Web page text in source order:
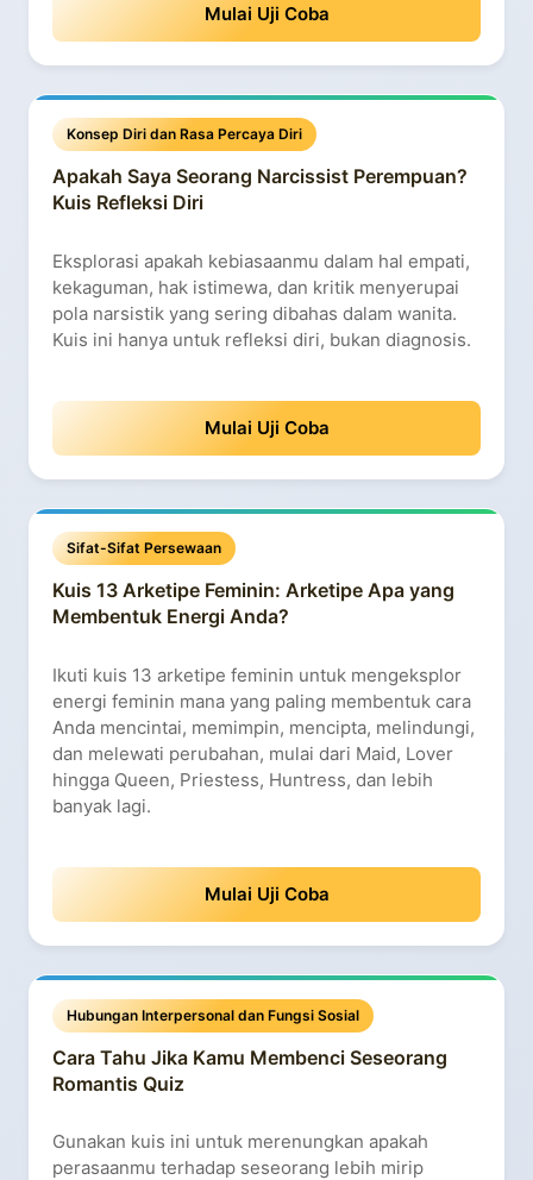
Mulai Uji Coba
Konsep Diri dan Rasa Percaya Diri
Apakah Saya Seorang Narcissist Perempuan?
Kuis Refleksi Diri
Eksplorasi apakah kebiasaanmu dalam hal empati,
kekaguman, hak istimewa, dan kritik menyerupai
pola narsistik yang sering dibahas dalam wanita.
Kuis ini hanya untuk refleksi diri, bukan diagnosis.
Mulai Uji Coba
Sifat-Sifat Persewaan
Kuis 13 Arketipe Feminin: Arketipe Apa yang
Membentuk Energi Anda?
Ikuti kuis 13 arketipe feminin untuk mengeksplor
energi feminin mana yang paling membentuk cara
Anda mencintai, memimpin, mencipta, melindungi,
dan melewati perubahan, mulai dari Maid, Lover
hingga Queen, Priestess, Huntress, dan lebih
banyak lagi.
Mulai Uji Coba
Hubungan Interpersonal dan Fungsi Sosial
Cara Tahu Jika Kamu Membenci Seseorang
Romantis Quiz
Gunakan kuis ini untuk merenungkan apakah
perasaanmu terhadap seseorang lebih mirip